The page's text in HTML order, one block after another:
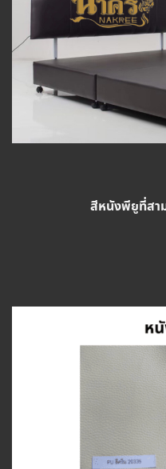
สีหนังพียูที่สา